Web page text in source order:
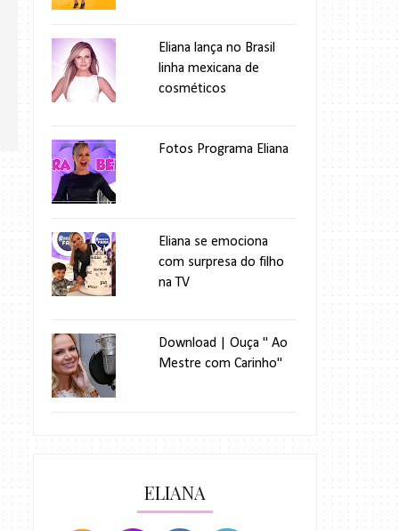
Eliana lança no Brasil
linha mexicana de
cosméticos
Fotos Programa Eliana
Eliana se emociona
com surpresa do filho
na TV
Download | Ouça " Ao
Mestre com Carinho"
ELIANA